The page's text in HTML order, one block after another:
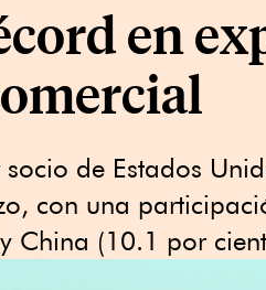
en
de Estados
con una
China (10.1 por